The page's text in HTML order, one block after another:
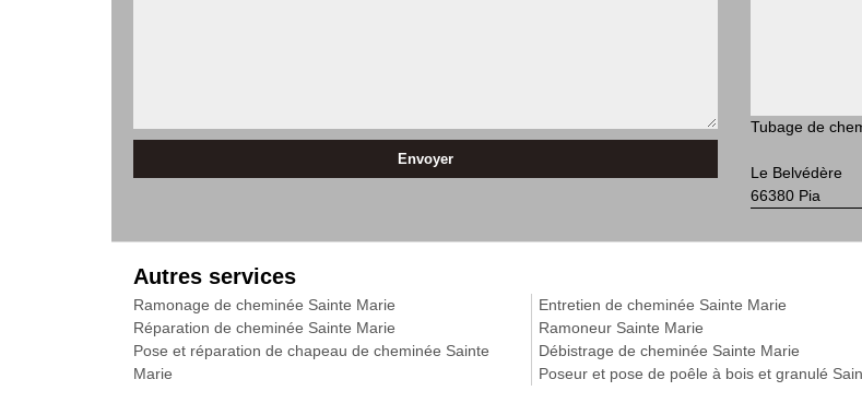
Tubage de
Le Belvédère
66380 Pia
Autres services
Ramonage de cheminée Sainte Marie
Réparation de cheminée Sainte Marie
Pose et réparation de chapeau de cheminée Sainte
Marie
Entretien de cheminée Sainte Marie
Ramoneur Sainte Marie
Débistrage de cheminée Sainte Marie
Poseur et pose de poêle à bois et granulé